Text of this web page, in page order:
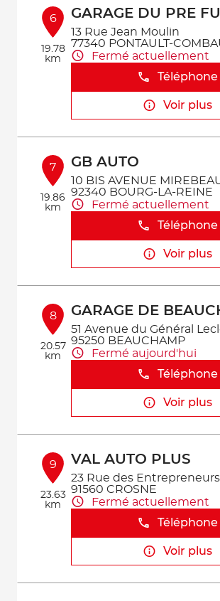
6
19.78
km
GARAGE DU PRE
13 Rue Jean Moulin
77340 PONTAULT-
Fermé actuellement
Téléphone
Voir plus
7
19.86
km
GB AUTO
10 BIS AVENUE
92340 BOURG-LA-REINE
Fermé actuellement
Téléphone
Voir plus
8
20.57
km
GARAGE DE
51 Avenue du Général
95250 BEAUCHAMP
Fermé aujourd'hui
Téléphone
Voir plus
9
23.63
km
VAL AUTO PLUS
23 Rue des Entrepreneurs
91560 CROSNE
Fermé actuellement
Téléphone
Voir plus